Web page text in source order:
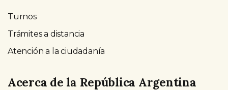
Turnos
Trámites a distancia
Atención a la ciudadanía
Acerca de la República Argentina